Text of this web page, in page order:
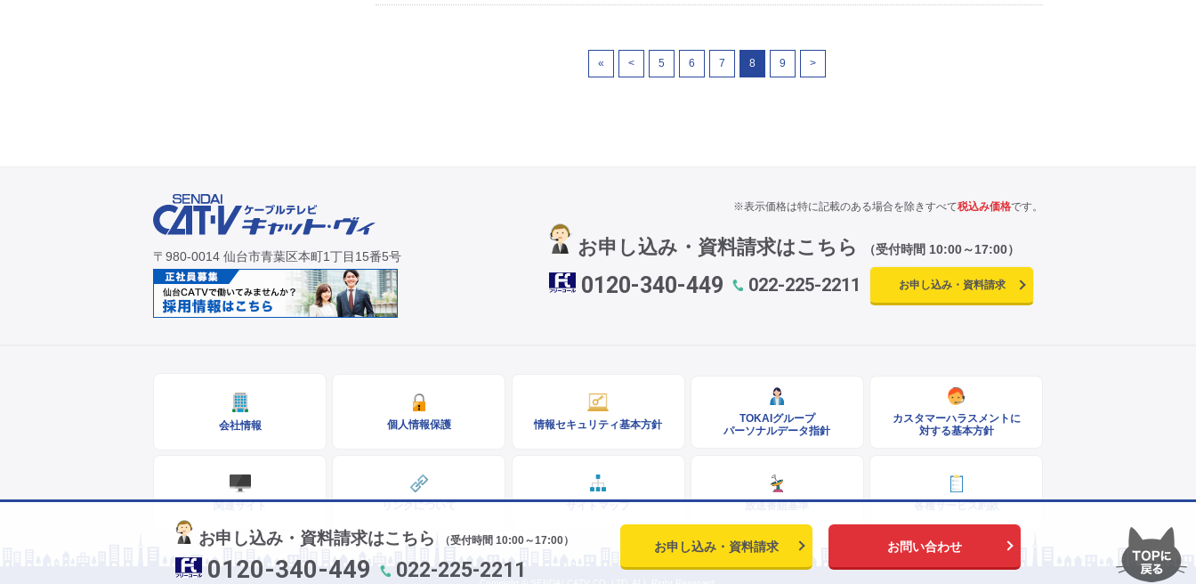
« < 5 6 7 8 9 >
〒980-0014 仙台市青葉区本町1丁目15番5号
※表示価格は特に記載のある場合を除きすべて税込み価格です。
お申し込み・資料請求はこちら （受付時間 10:00～17:00）
0120-340-449 022-225-2211 お申し込み・資料請求
会社情報 個人情報保護 情報セキュリティ基本方針
TOKAIグループ
パーソナルデータ指針
カスタマーハラスメントに
対する基本方針
関連サイト リンクについて サイトマップ 放送番組基準 各種サービス約款
お申し込み・資料請求はこちら （受付時間 10:00～17:00）
0120-340-449 022-225-2211
お申し込み・資料請求 お問い合わせ